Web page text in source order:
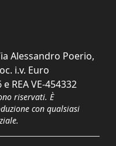
Alessandro Poerio,
i.v. Euro
REA VE-454332
riservati. È
con qualsiasi